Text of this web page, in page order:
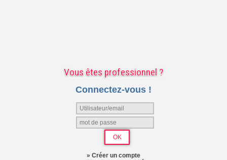
Vous êtes professionnel ?
Connectez-vous !
» Créer un compte